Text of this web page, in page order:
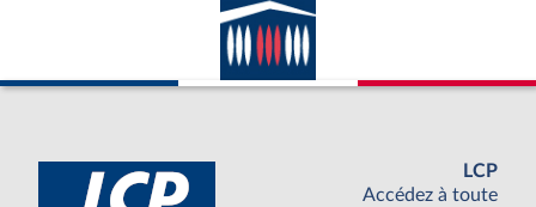
LCP
Accédez à toute